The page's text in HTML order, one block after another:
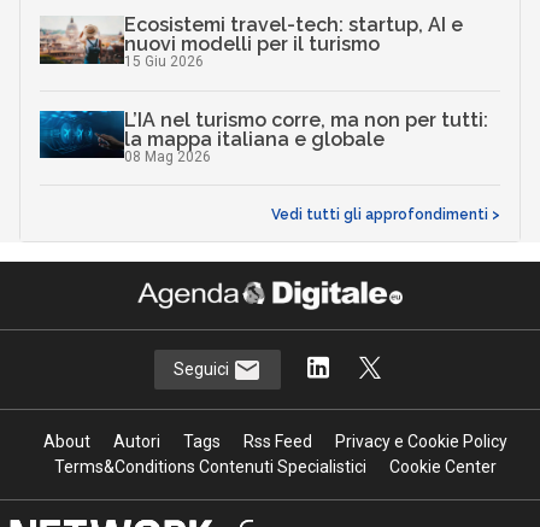
Ecosistemi travel-tech: startup, AI e
nuovi modelli per il turismo
15 Giu 2026
L’IA nel turismo corre, ma non per tutti:
la mappa italiana e globale
08 Mag 2026
Vedi tutti gli approfondimenti >
Seguici
About Autori Tags Rss Feed
Privacy e Cookie Policy
Terms&Conditions Contenuti Specialistici
Cookie Center